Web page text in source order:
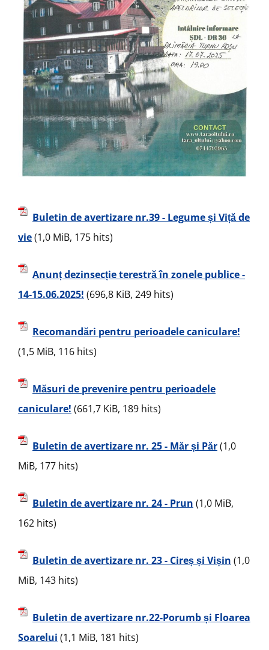
Buletin de avertizare nr.39 - Legume și Viță de
vie(1,0 MiB, 175 hits)
Anunț dezinsecție terestră în zonele publice -
14-15.06.2025! (696,8 KiB, 249 hits)
Recomandări pentru perioadele caniculare!
(1,5 MiB, 116 hits)
Măsuri de prevenire pentru perioadele
caniculare! (661,7 KiB, 189 hits)
Buletin de avertizare nr. 25 - Măr și Păr(1,0
MiB, 177 hits)
Buletin de avertizare nr. 24 - Prun (1,0 MiB,
162 hits)
Buletin de avertizare nr. 23 - Cireș și Vișin (1,0
MiB, 143 hits)
Buletin de avertizare nr.22-Porumb și Floarea
Soarelui (1,1 MiB, 181 hits)